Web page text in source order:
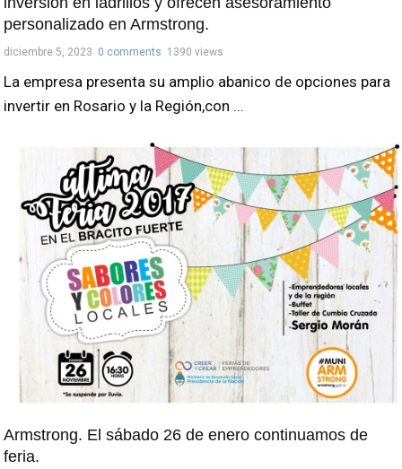
personalizado en Armstrong.
diciembre 5, 2023 0 comments 1390 views
La empresa presenta su amplio abanico de opciones para
invertir en Rosario y la Región,con ...
Armstrong. El sábado 26 de enero continuamos de
feria.